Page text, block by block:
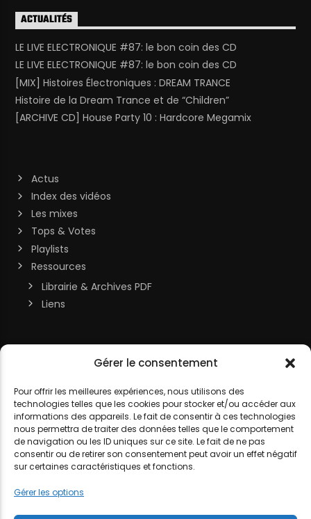
Gérer le consentement
Pour offrir les meilleures expériences, nous utilisons des
technologies telles que les cookies pour stocker et/ou accéder aux
informations des appareils. Le fait de consentir à ces technologies
nous permettra de traiter des données telles que le comportement
de navigation ou les ID uniques sur ce site. Le fait de ne pas
consentir ou de retirer son consentement peut avoir un effet négatif
sur certaines caractéristiques et fonctions.
Gérer les options
ACTUALITÉS
LE LIVE ELECTRONIQUE #87: le bon coin des CD
LE LIVE ELECTRONIQUE #87: le bon coin des CD
[MIX] Histoires Électroniques : DREAM TRANCE
Histoire de la Dream Trance et de “Children”
[ARCHIVE CD] House Party 10 : Hardcore Megamix
Actus
Index des vidéos
Les mixes
Tops & Votes
Playlists
Ressources
Librairie & Archives PDF
Liens
MON COMPTE
Contact
DJ LITTLE NEMO
CONFIDENTIALITÉ